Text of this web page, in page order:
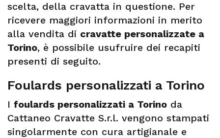
scelta, della cravatta in questione. Per
ricevere maggiori informazioni in merito
alla vendita di cravatte personalizzate a
Torino, è possibile usufruire dei recapiti
presenti di seguito.
Foulards personalizzati a Torino
I foulards personalizzati a Torino da
Cattaneo Cravatte S.r.l. vengono stampati
singolarmente con cura artigianale e